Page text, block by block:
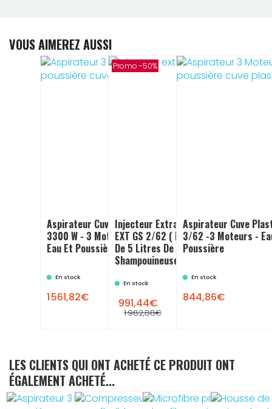
VOUS AIMEREZ AUSSI
Aspirateur Cuve Inox YS 3/62 -
3300 W - 3 Moteurs : Aspirateur
Eau Et Poussière
En stock
1 561,82€
Promo -50%
Injecteur Extracteur 2 Moteurs
EXT GS 2/62 ( Livré Avec 1 Bidon
De 5 Litres De STARC 2000) :
Shampouineuse Professionnelle
En stock
991,44€
1 982,88€
Aspirateur Cuve
3/62 -3 Moteurs -
Poussière
En stock
844,86€
LES CLIENTS QUI ONT ACHETÉ CE PRODUIT ONT
ÉGALEMENT ACHETÉ...